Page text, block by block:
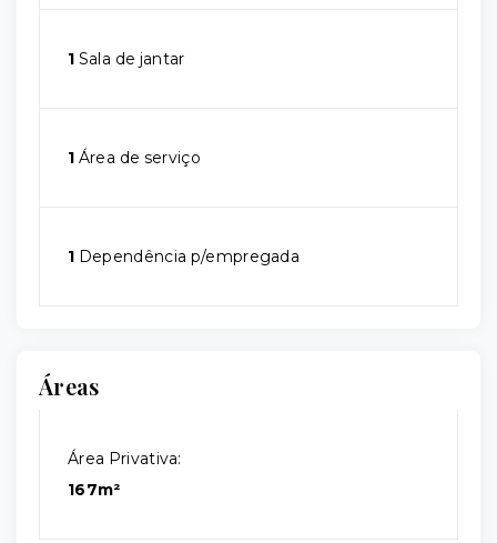
1 Sala de jantar
1 Área de serviço
1 Dependência p/empregada
Áreas
Área Privativa:
167m²